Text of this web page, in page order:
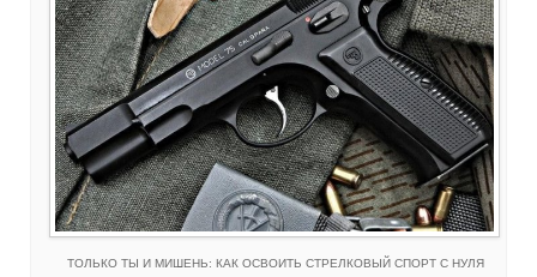
ТОЛЬКО ТЫ И МИШЕНЬ: КАК ОСВОИТЬ СТРЕЛКОВЫЙ СПОРТ С НУЛЯ